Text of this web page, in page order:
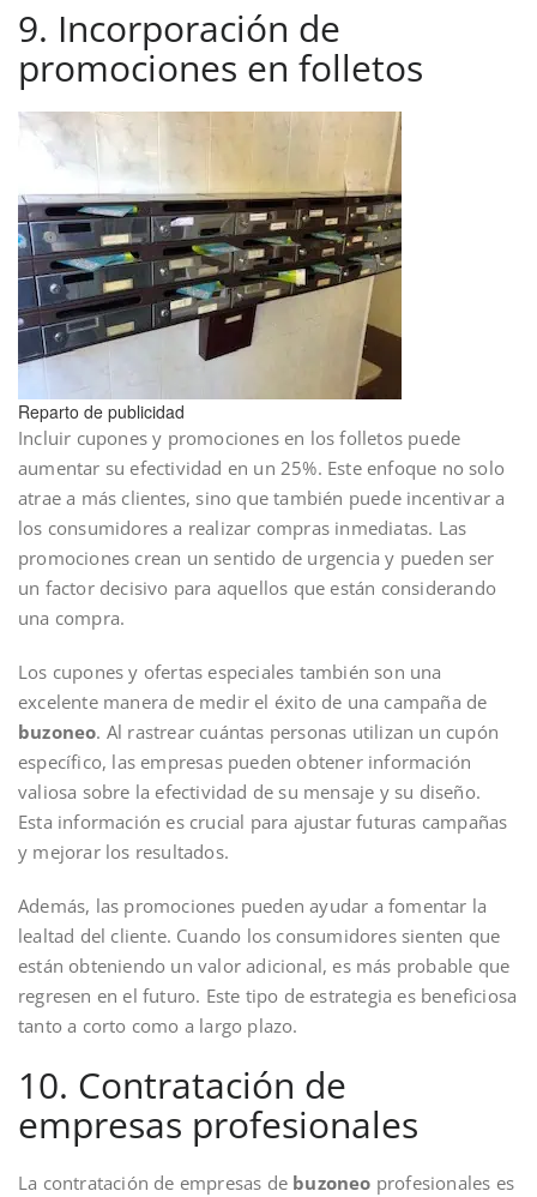
9. Incorporación de
promociones en folletos
Reparto de publicidad
Incluir cupones y promociones en los folletos puede
aumentar su efectividad en un 25%. Este enfoque no solo
atrae a más clientes, sino que también puede incentivar a
los consumidores a realizar compras inmediatas. Las
promociones crean un sentido de urgencia y pueden ser
un factor decisivo para aquellos que están considerando
una compra.
Los cupones y ofertas especiales también son una
excelente manera de medir el éxito de una campaña de
buzoneo. Al rastrear cuántas personas utilizan un cupón
específico, las empresas pueden obtener información
valiosa sobre la efectividad de su mensaje y su diseño.
Esta información es crucial para ajustar futuras campañas
y mejorar los resultados.
Además, las promociones pueden ayudar a fomentar la
lealtad del cliente. Cuando los consumidores sienten que
están obteniendo un valor adicional, es más probable que
regresen en el futuro. Este tipo de estrategia es beneficiosa
tanto a corto como a largo plazo.
10. Contratación de
empresas profesionales
La contratación de empresas de buzoneo profesionales es